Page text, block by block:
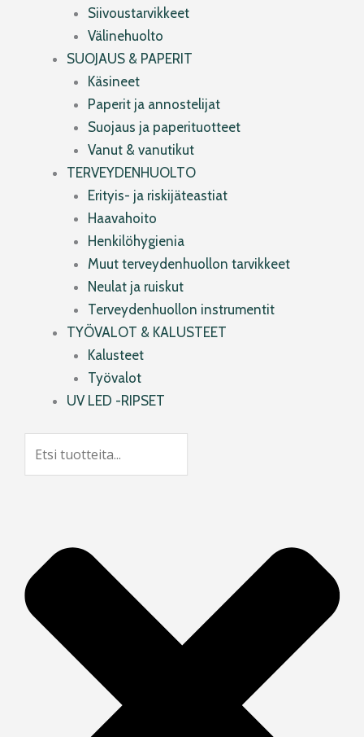
Siivoustarvikkeet
Välinehuolto
SUOJAUS & PAPERIT
Käsineet
Paperit ja annostelijat
Suojaus ja paperituotteet
Vanut & vanutikut
TERVEYDENHUOLTO
Erityis- ja riskijäteastiat
Haavahoito
Henkilöhygienia
Muut terveydenhuollon tarvikkeet
Neulat ja ruiskut
Terveydenhuollon instrumentit
TYÖVALOT & KALUSTEET
Kalusteet
Työvalot
UV LED -RIPSET